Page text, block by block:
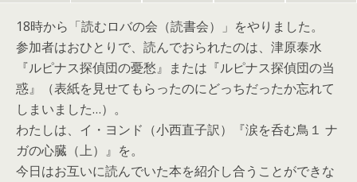
18時から「読むロバの会（読書会）」をやりました。
参加者はおひとりで、読んでおられたのは、津原泰水
『ルピナス探偵団の憂愁』または『ルピナス探偵団の当
惑』（表紙を見せてもらったのにどっちだったか忘れて
しまいました…）。
わたしは、イ・ヨンド（小西直子訳）『涙を呑む鳥１ ナ
ガの心臓（上）』を。
今日はお互いに読んでいた本を紹介し合うことができな